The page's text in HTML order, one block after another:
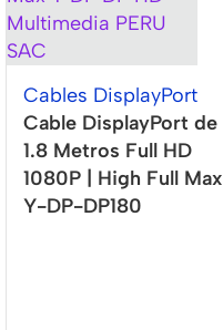
Cables DisplayPort
Cable DisplayPort de
1.8 Metros Full HD
1080P | High Full Max
Y-DP-DP180